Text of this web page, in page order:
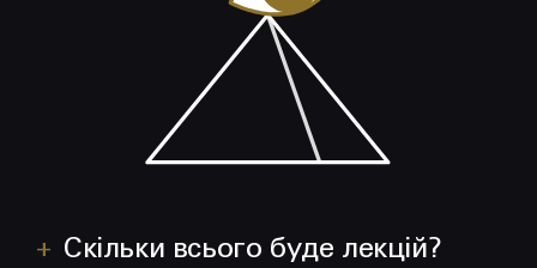
Скільки всього буде лекцій?